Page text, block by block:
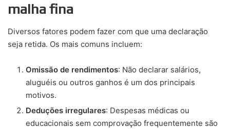
malha fina
Diversos fatores podem fazer com que uma declaração
seja retida. Os mais comuns incluem:
Omissão de rendimentos: Não declarar salários,
aluguéis ou outros ganhos é um dos principais
motivos.
Deduções irregulares: Despesas médicas ou
educacionais sem comprovação frequentemente são